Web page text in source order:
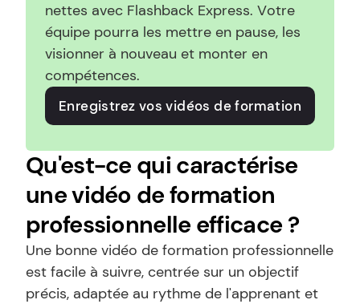
nettes avec Flashback Express. Votre
équipe pourra les mettre en pause, les
visionner à nouveau et monter en
compétences.
Enregistrez vos vidéos de formation
Qu'est-ce qui caractérise
une vidéo de formation
professionnelle efficace ?
Une bonne vidéo de formation professionnelle
est facile à suivre, centrée sur un objectif
précis, adaptée au rythme de l'apprenant et